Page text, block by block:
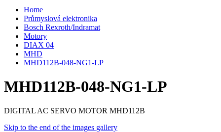
Home
Průmyslová elektronika
Bosch Rexroth/Indramat
Motory
DIAX 04
MHD
MHD112B-048-NG1-LP
MHD112B-048-NG1-LP
DIGITAL AC SERVO MOTOR MHD112B
Skip to the end of the images gallery